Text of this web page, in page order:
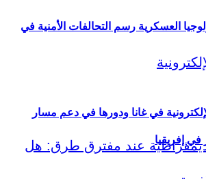
العسكرية رسم التحالفات الأمنية في
في غانا ودورها في دعم مسار
في إفريقيا